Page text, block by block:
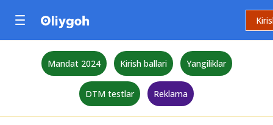
Mandat 2024 Kirish ballari Yangiliklar
DTM testlar Reklama